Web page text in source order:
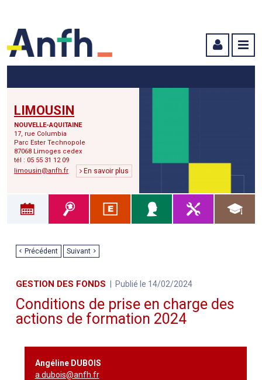
LIMOUSIN
NOUVELLE-AQUITAINE
17, rue Columbia
Parc Ester Technopole
87068 Limoges cedex
tél : 05 55 31 12 09
limousin@anfh.fr
En savoir plus
Précédent Suivant
GESTION DES FONDS Publié le 14/02/2024
Conditions de prise en charge des
actions de formation 2024
Angéline DUBOIS
a.dubois@anfh.fr